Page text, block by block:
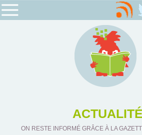
ON RESTE INFORMÉ GRÂCE À LA